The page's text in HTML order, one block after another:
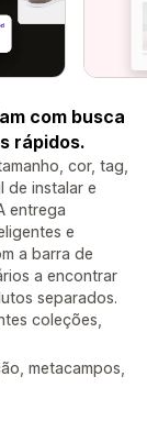
com busca
rápidos.
cor, tag,
de instalar e
entrega
e
a barra de
a encontrar
separados.
coleções,
metacampos,